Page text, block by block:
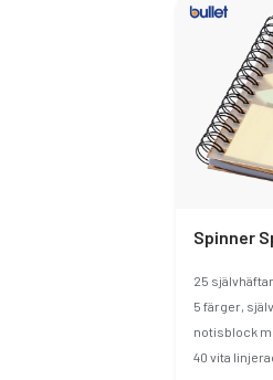
25
5 färger,
notisblock
40 vita